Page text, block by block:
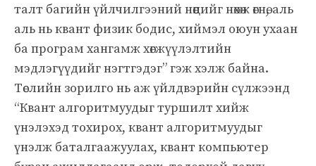
талт багийн үйлчилгээний нөөцийг нөхөж өгнө, аль
аль нь квант физик бодис, хиймэл оюун ухаан
ба програм хангамж хөгжүүлэлтийн
мэдлэгүүдийг нэгтгэдэг” гэж хэлж байна.
Төслийн зорилго нь аж үйлдвэрийн сүлжээнд
“Квант алгоритмуудыг туршилт хийж
үнэлэхэд тохирох, квант алгоритмуудыг
үнэлж баталгаажуулах, квант компьютер